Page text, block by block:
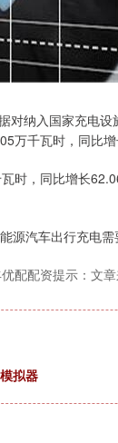
纳入国家充电设
万千瓦时，同比增
，同比增长
源汽车出行充电需
配配资提示：文
拟器